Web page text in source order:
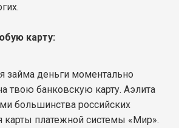
карту:
займа деньги моментально
твою банковскую карту. Аэлита
большинства российских
карты платежной системы «Мир».